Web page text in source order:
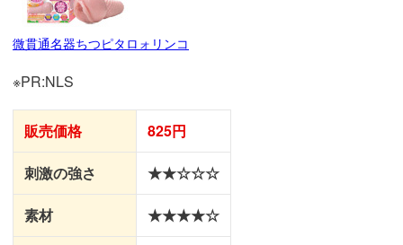
微貫通名器ちつピタロォリンコ
※PR:NLS
販売価格 825円
刺激の強さ ★★☆☆☆
素材 ★★★★☆